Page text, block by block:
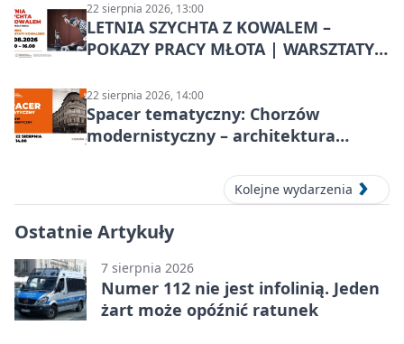
22 sierpnia 2026, 13:00
LETNIA SZYCHTA Z KOWALEM –
POKAZY PRACY MŁOTA | WARSZTATY
22 sierpnia 2026, 14:00
Spacer tematyczny: Chorzów
modernistyczny – architektura
Kolejne wydarzenia
Ostatnie Artykuły
7 sierpnia 2026
Numer 112 nie jest infolinią. Jeden
żart może opóźnić ratunek